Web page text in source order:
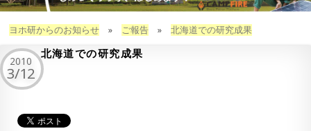
ヨホ研からのお知らせ» ご報告» 北海道での研究成果
北海道での研究成果
2010
3/12